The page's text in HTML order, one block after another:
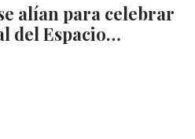
alían para celebrar
del Espacio…